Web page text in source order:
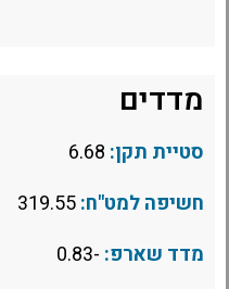
מדדים
סטיית תקן:
חשיפה למט"ח:
מדד שארפ: -0.83